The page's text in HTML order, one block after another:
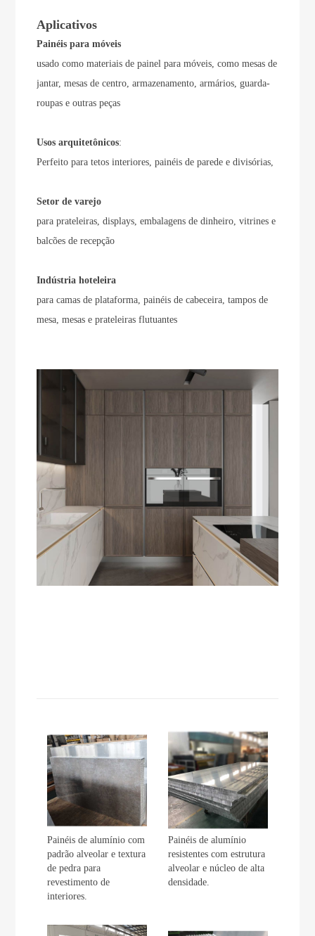
Aplicativos
Painéis para móveis
usado como materiais de painel para móveis, como mesas de
jantar, mesas de centro, armazenamento, armários, guarda-
roupas e outras peças
Usos arquitetônicos:
Perfeito para tetos interiores, painéis de parede e divisórias,
Setor de varejo
para prateleiras, displays, embalagens de dinheiro, vitrines e
balcões de recepção
Indústria hoteleira
para camas de plataforma, painéis de cabeceira, tampos de
mesa, mesas e prateleiras flutuantes
Painéis de alumínio com
padrão alveolar e textura
de pedra para
revestimento de
interiores.
Painéis de alumínio
resistentes com estrutura
alveolar e núcleo de alta
densidade.